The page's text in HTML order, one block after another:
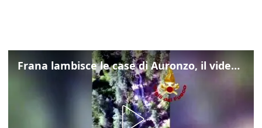
Frana lambisce le case di Auronzo, il video dall'elicottero dei vigili del fuoco